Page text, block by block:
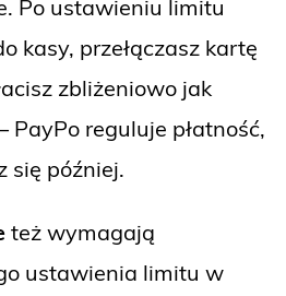
Po ustawieniu limitu
kasy, przełączasz kartę
zbliżeniowo jak
PayPo reguluje płatność,
się później.
też wymagają
ustawienia limitu w